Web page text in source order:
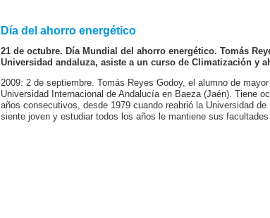
Día del ahorro energético
21 de octubre. Día Mundial del ahorro energético. Tomás
Universidad andaluza, asiste a un curso de Climatización y
2009: 2 de septiembre. Tomás Reyes Godoy, el alumno de
Universidad Internacional de Andalucía en Baeza (Jaén). Tiene
años consecutivos, desde 1979 cuando reabrió la Universidad
siente joven y estudiar todos los años le mantiene sus